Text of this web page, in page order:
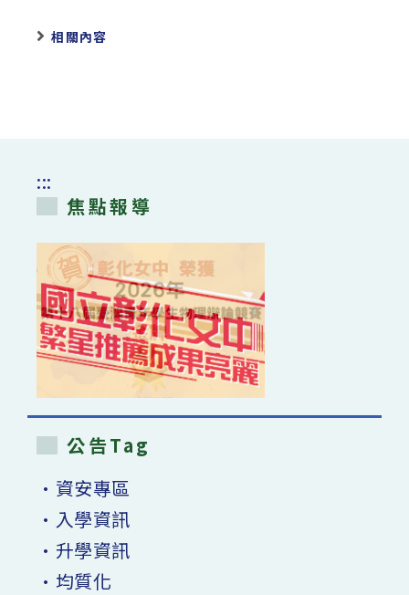
相關內容
:::
焦點報導
公告Tag
•資安專區
•入學資訊
•升學資訊
•均質化